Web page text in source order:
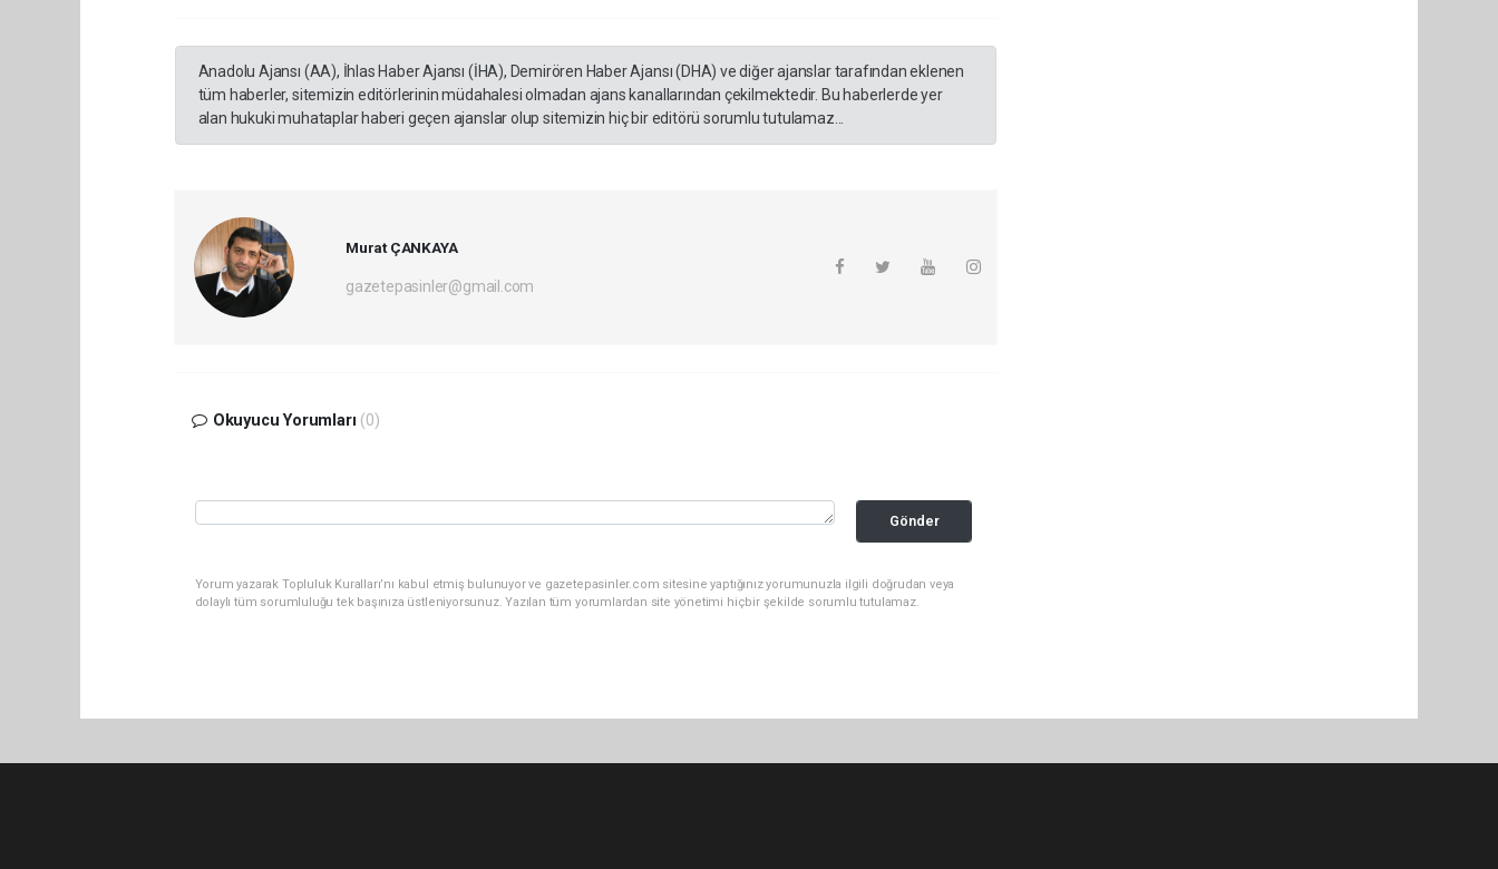
Anadolu Ajansı (AA), İhlas Haber Ajansı (İHA), Demirören Haber Ajansı (DHA) ve diğer ajanslar tarafından eklenen
tüm haberler, sitemizin editörlerinin müdahalesi olmadan ajans kanallarından çekilmektedir. Bu haberlerde yer
alan hukuki muhataplar haberi geçen ajanslar olup sitemizin hiç bir editörü sorumlu tutulamaz...
Murat ÇANKAYA
gazetepasinler@gmail.com
Okuyucu Yorumları (0)
Gönder
Yorum yazarak Topluluk Kuralları’nı kabul etmiş bulunuyor ve gazetepasinler.com sitesine yaptığınız yorumunuzla ilgili doğrudan veya
dolaylı tüm sorumluluğu tek başınıza üstleniyorsunuz. Yazılan tüm yorumlardan site yönetimi hiçbir şekilde sorumlu tutulamaz.